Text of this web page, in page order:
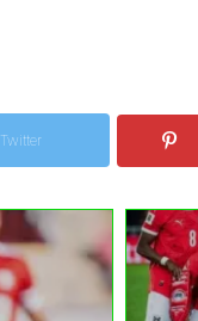
Twitter